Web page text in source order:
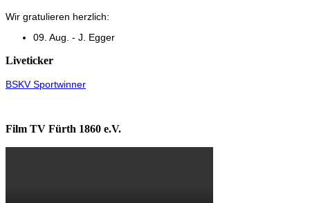
Wir gratulieren herzlich:
09. Aug. - J. Egger
Liveticker
BSKV Sportwinner
Film TV Fürth 1860 e.V.